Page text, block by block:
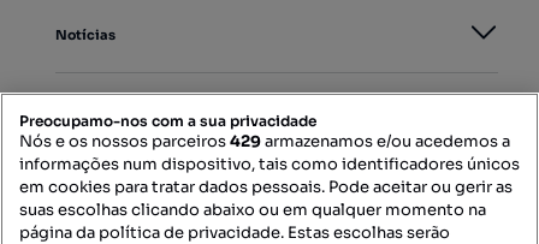
Notícias
Mapa do Site
Preocupamo-nos com a sua privacidade
Nós e os nossos parceiros429armazenamos e/ou acedemos a
informações num dispositivo, tais como identificadores únicos
em cookies para tratar dados pessoais. Pode aceitar ou gerir as
suas escolhas clicando abaixo ou em qualquer momento na
página da política de privacidade. Estas escolhas serão